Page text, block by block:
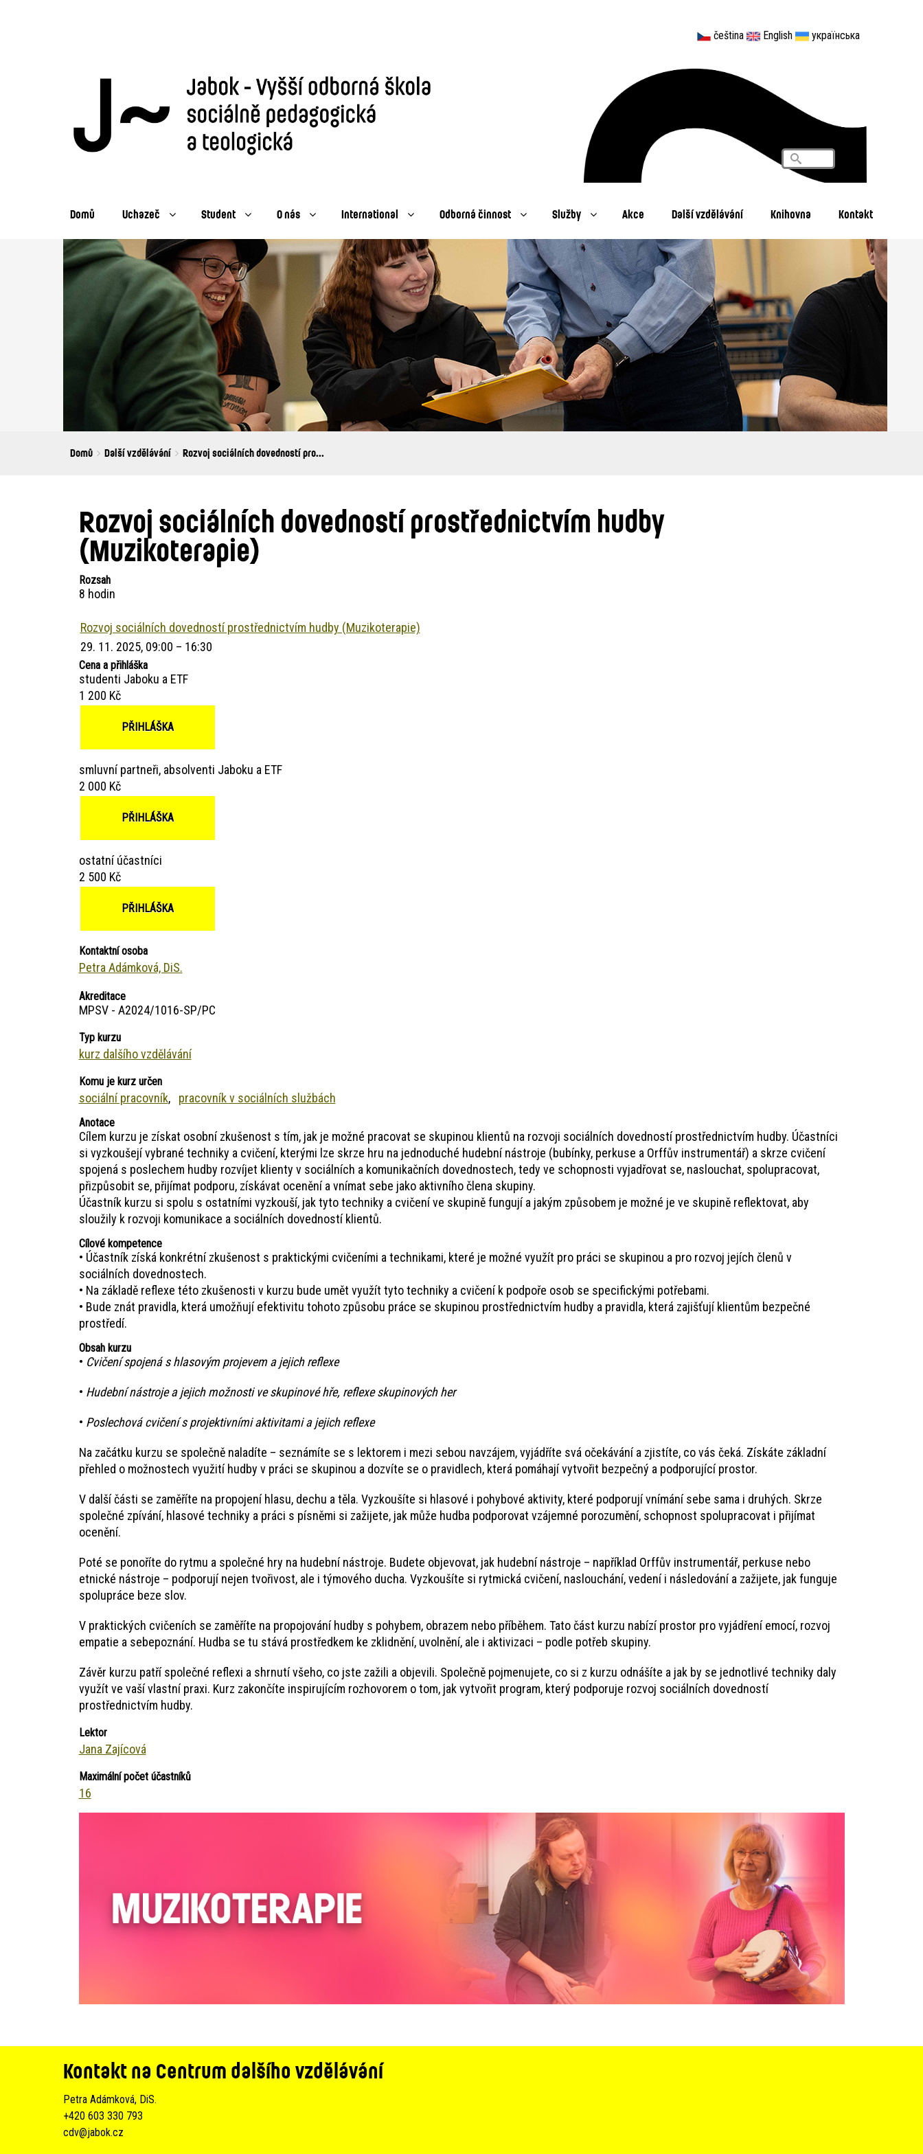
čeština English українська
Vyhledávání
Search
Domů Uchazeč Student O nás International Odborná činnost Služby Akce Další vzdělávání Knihovna Kontakt
Breadcrumbs
You
Domů Další vzdělávání Rozvoj sociálních dovedností pro...
Rozvoj sociálních dovedností prostřednictvím hudby
(Muzikoterapie)
Rozsah
8 hodin
Rozvoj sociálních dovedností prostřednictvím hudby (Muzikoterapie)
29. 11. 2025, 09:00 – 16:30
Cena a přihláška
studenti Jaboku a ETF
1 200 Kč
PŘIHLÁŠKA
smluvní partneři, absolventi Jaboku a ETF
2 000 Kč
PŘIHLÁŠKA
ostatní účastníci
2 500 Kč
PŘIHLÁŠKA
Kontaktní osoba
Petra Adámková, DiS.
Akreditace
MPSV - A2024/1016-SP/PC
Typ kurzu
kurz dalšího vzdělávání
Komu je kurz určen
sociální pracovník pracovník v sociálních službách
Anotace
Cílem kurzu je získat osobní zkušenost s tím, jak je možné pracovat se skupinou klientů na rozvoji sociálních dovedností prostřednictvím hudby. Účastníci
si vyzkoušejí vybrané techniky a cvičení, kterými lze skrze hru na jednoduché hudební nástroje (bubínky, perkuse a Orffův instrumentář) a skrze cvičení
spojená s poslechem hudby rozvíjet klienty v sociálních a komunikačních dovednostech, tedy ve schopnosti vyjadřovat se, naslouchat, spolupracovat,
přizpůsobit se, přijímat podporu, získávat ocenění a vnímat sebe jako aktivního člena skupiny.
Účastník kurzu si spolu s ostatními vyzkouší, jak tyto techniky a cvičení ve skupině fungují a jakým způsobem je možné je ve skupině reflektovat, aby
sloužily k rozvoji komunikace a sociálních dovedností klientů.
Cílové kompetence
• Účastník získá konkrétní zkušenost s praktickými cvičeními a technikami, které je možné využít pro práci se skupinou a pro rozvoj jejích členů v
sociálních dovednostech.
• Na základě reflexe této zkušenosti v kurzu bude umět využít tyto techniky a cvičení k podpoře osob se specifickými potřebami.
• Bude znát pravidla, která umožňují efektivitu tohoto způsobu práce se skupinou prostřednictvím hudby a pravidla, která zajišťují klientům bezpečné
prostředí.
Obsah kurzu
• Cvičení spojená s hlasovým projevem a jejich reflexe
• Hudební nástroje a jejich možnosti ve skupinové hře, reflexe skupinových her
• Poslechová cvičení s projektivními aktivitami a jejich reflexe
Na začátku kurzu se společně naladíte – seznámíte se s lektorem i mezi sebou navzájem, vyjádříte svá očekávání a zjistíte, co vás čeká. Získáte základní
přehled o možnostech využití hudby v práci se skupinou a dozvíte se o pravidlech, která pomáhají vytvořit bezpečný a podporující prostor.
V další části se zaměříte na propojení hlasu, dechu a těla. Vyzkoušíte si hlasové i pohybové aktivity, které podporují vnímání sebe sama i druhých. Skrze
společné zpívání, hlasové techniky a práci s písněmi si zažijete, jak může hudba podporovat vzájemné porozumění, schopnost spolupracovat i přijímat
ocenění.
Poté se ponoříte do rytmu a společné hry na hudební nástroje. Budete objevovat, jak hudební nástroje – například Orffův instrumentář, perkuse nebo
etnické nástroje – podporují nejen tvořivost, ale i týmového ducha. Vyzkoušíte si rytmická cvičení, naslouchání, vedení i následování a zažijete, jak funguje
spolupráce beze slov.
V praktických cvičeních se zaměříte na propojování hudby s pohybem, obrazem nebo příběhem. Tato část kurzu nabízí prostor pro vyjádření emocí, rozvoj
empatie a sebepoznání. Hudba se tu stává prostředkem ke zklidnění, uvolnění, ale i aktivizaci – podle potřeb skupiny.
Závěr kurzu patří společné reflexi a shrnutí všeho, co jste zažili a objevili. Společně pojmenujete, co si z kurzu odnášíte a jak by se jednotlivé techniky daly
využít ve vaší vlastní praxi. Kurz zakončíte inspirujícím rozhovorem o tom, jak vytvořit program, který podporuje rozvoj sociálních dovedností
prostřednictvím hudby.
Lektor
Jana Zajícová
Maximální počet účastníků
16
Kontakt na Centrum dalšího vzdělávání
Petra Adámková, DiS.
+420 603 330 793
cdv@jabok.cz